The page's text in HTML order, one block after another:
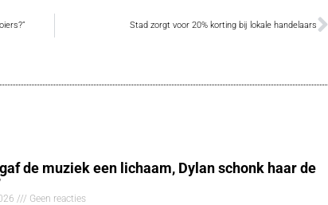
Stad zorgt voor 20% korting bij lokale handelaars
de muziek een lichaam, Dylan schonk haar de
Geen reacties